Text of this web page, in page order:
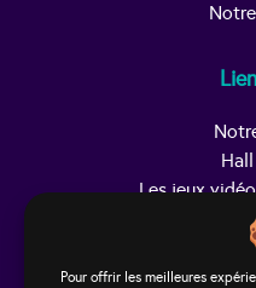
Pour offrir les meilleures
Les jeux